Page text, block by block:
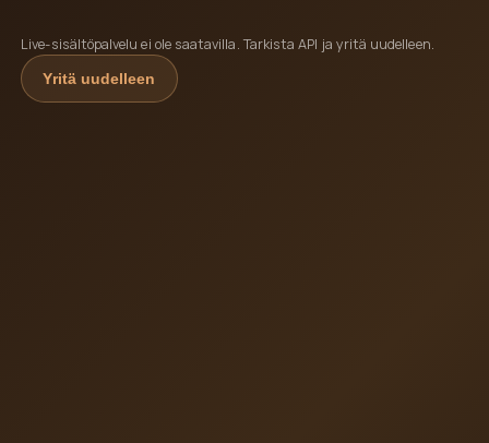
Live-sisältöpalvelu ei ole saatavilla. Tarkista API ja yritä uudelleen.
Yritä uudelleen